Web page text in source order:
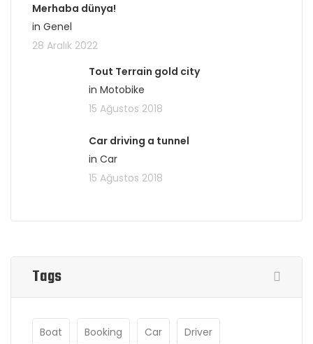
Merhaba dünya!
in Genel
28 Aralık 2022
Tout Terrain gold city
in Motobike
15 Ağustos 2018
Car driving a tunnel
in Car
15 Ağustos 2018
Tags
Boat Booking Car Driver